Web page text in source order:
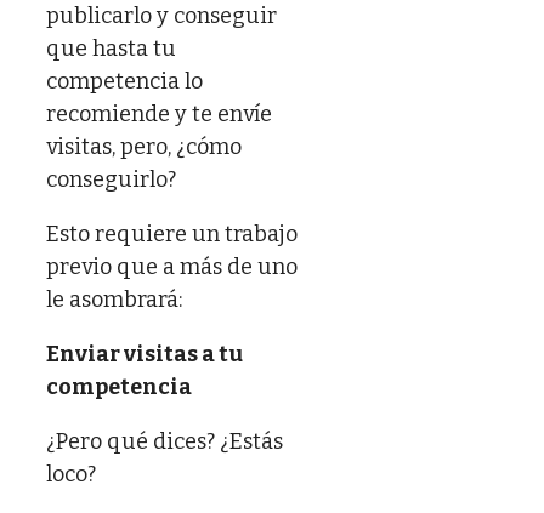
publicarlo y conseguir
que hasta tu
competencia lo
recomiende y te envíe
visitas, pero, ¿cómo
conseguirlo?
Esto requiere un trabajo
previo que a más de uno
le asombrará:
Enviar visitas a tu
competencia
¿Pero qué dices? ¿Estás
loco?